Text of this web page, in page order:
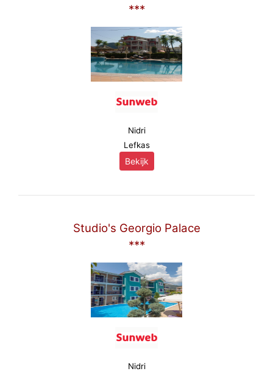
***
Nidri
Lefkas
Bekijk
Studio's Georgio Palace
***
Nidri